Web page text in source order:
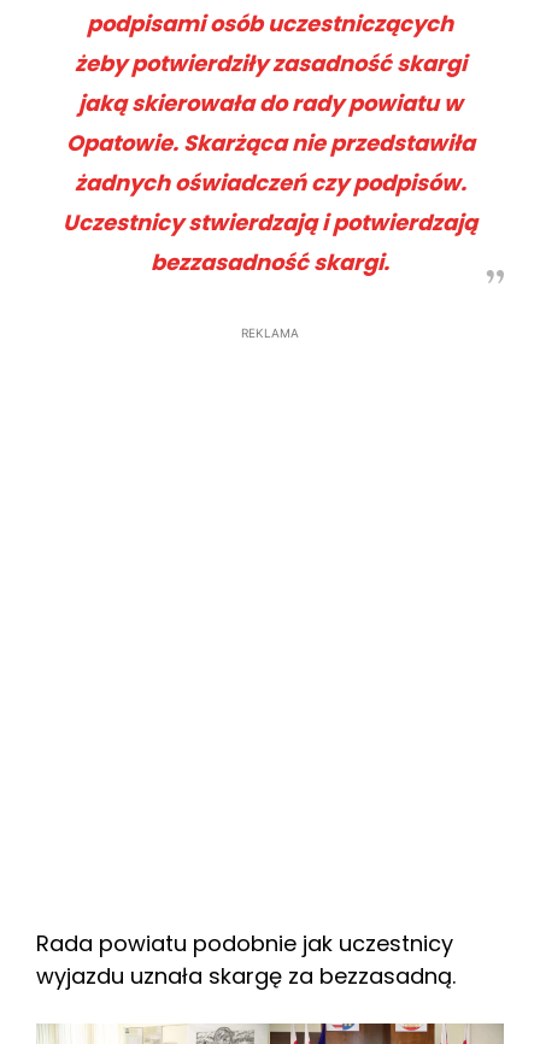
podpisami osób uczestniczących
żeby potwierdziły zasadność skargi
jaką skierowała do rady powiatu w
Opatowie. Skarżąca nie przedstawiła
żadnych oświadczeń czy podpisów.
Uczestnicy stwierdzają i potwierdzają
bezzasadność skargi.
REKLAMA
Rada powiatu podobnie jak uczestnicy
wyjazdu uznała skargę za bezzasadną.